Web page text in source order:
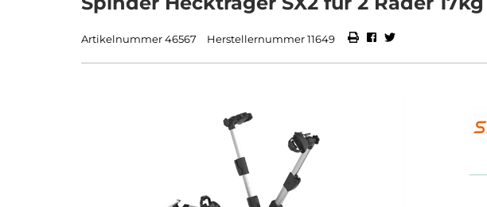
Artikelnummer 46567 Herstellernummer 11649